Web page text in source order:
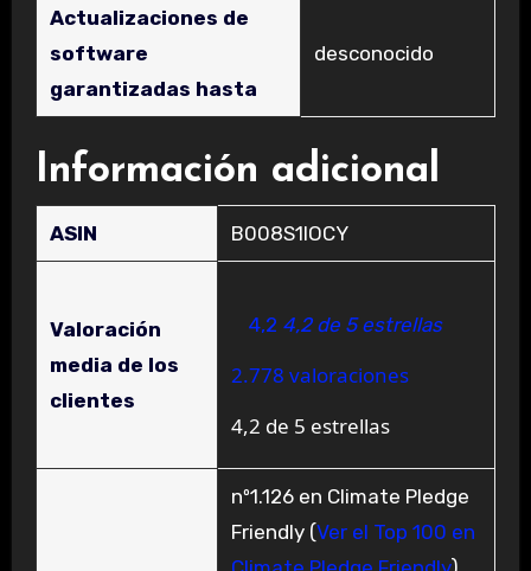
Actualizaciones de
software
garantizadas hasta
‎desconocido
Información adicional
ASIN B008S1IOCY
Valoración
media de los
clientes
4,2 4,2 de 5 estrellas
2.778 valoraciones
4,2 de 5 estrellas
nº1.126 en Climate Pledge
Friendly (Ver el Top 100 en